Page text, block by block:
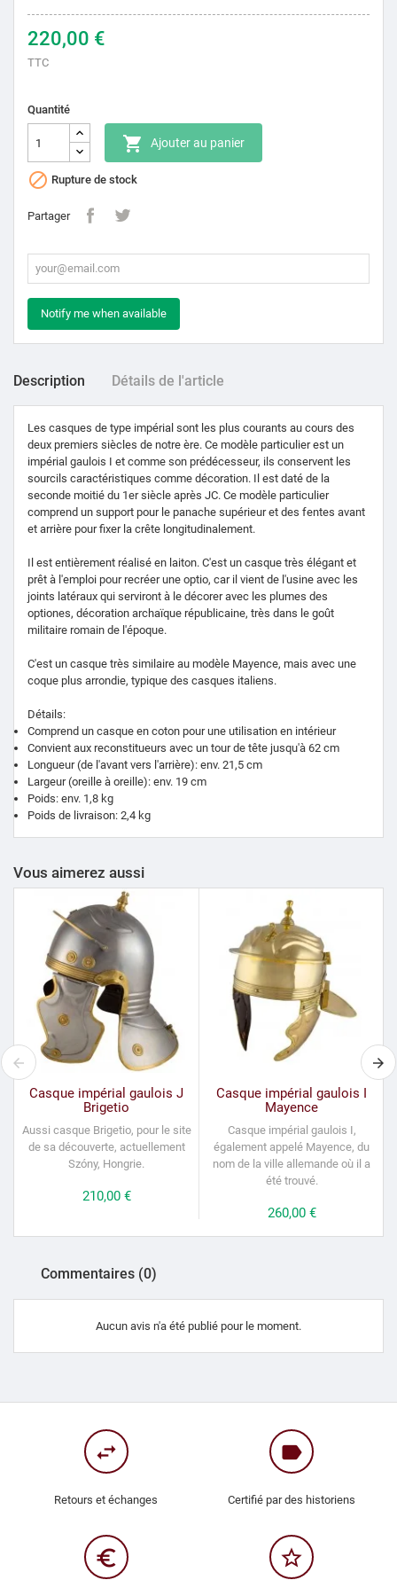
220,00 €
TTC
Quantité
 Ajouter au panier
 Rupture de stock
Partager
Notify me when available
Description Détails de l'article
Les casques de type impérial sont les plus courants au cours des
deux premiers siècles de notre ère. Ce modèle particulier est un
impérial gaulois I et comme son prédécesseur, ils conservent les
sourcils caractéristiques comme décoration. Il est daté de la
seconde moitié du 1er siècle après JC. Ce modèle particulier
comprend un support pour le panache supérieur et des fentes avant
et arrière pour fixer la crête longitudinalement.
Il est entièrement réalisé en laiton. C'est un casque très élégant et
prêt à l'emploi pour recréer une optio, car il vient de l'usine avec les
joints latéraux qui serviront à le décorer avec les plumes des
optiones, décoration archaïque républicaine, très dans le goût
militaire romain de l'époque.
C'est un casque très similaire au modèle Mayence, mais avec une
coque plus arrondie, typique des casques italiens.
Détails:
Comprend un casque en coton pour une utilisation en intérieur
Convient aux reconstitueurs avec un tour de tête jusqu'à 62 cm
Longueur (de l'avant vers l'arrière): env. 21,5 cm
Largeur (oreille à oreille): env. 19 cm
Poids: env. 1,8 kg
Poids de livraison: 2,4 kg
Vous aimerez aussi
Casque impérial gaulois J
Brigetio
Aussi casque Brigetio, pour le site
de sa découverte, actuellement
Szóny, Hongrie.
Prix
210,00 €
Casque impérial gaulois I
Mayence
Casque impérial gaulois I,
également appelé Mayence, du
nom de la ville allemande où il a
été trouvé.
Prix
260,00 €
Commentaires (0)
Aucun avis n'a été publié pour le moment.
swap_horiz
Retours et échanges
label
Certifié par des historiens
euro_symbol star_border